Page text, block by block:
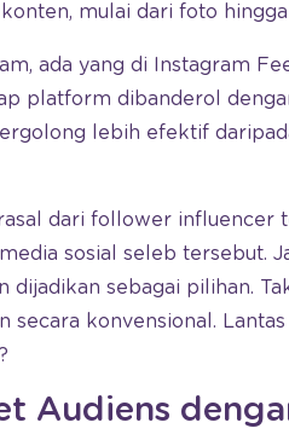
mulai dari foto hingga
ada yang di Instagram
platform dibanderol
lebih efektif
dari follower influencer
sosial seleb tersebut.
sebagai pilihan.
secara konvensional.
Audiens